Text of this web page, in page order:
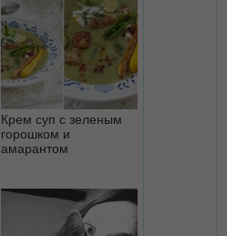
Крем суп с зеленым
горошком и
амарантом